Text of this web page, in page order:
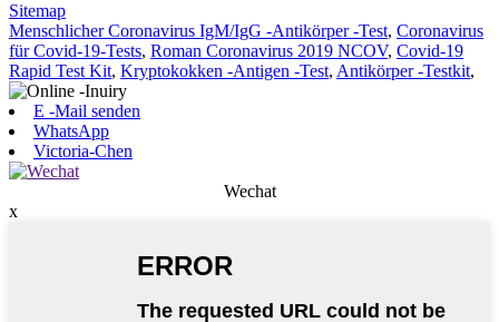
Sitemap
Menschlicher Coronavirus IgM/IgG -Antikörper -Test, Coronavirus
für Covid-19-Tests, Roman Coronavirus 2019 NCOV, Covid-19
Rapid Test Kit, Kryptokokken -Antigen -Test, Antikörper -Testkit,
E -Mail senden
WhatsApp
Victoria-Chen
Wechat
x